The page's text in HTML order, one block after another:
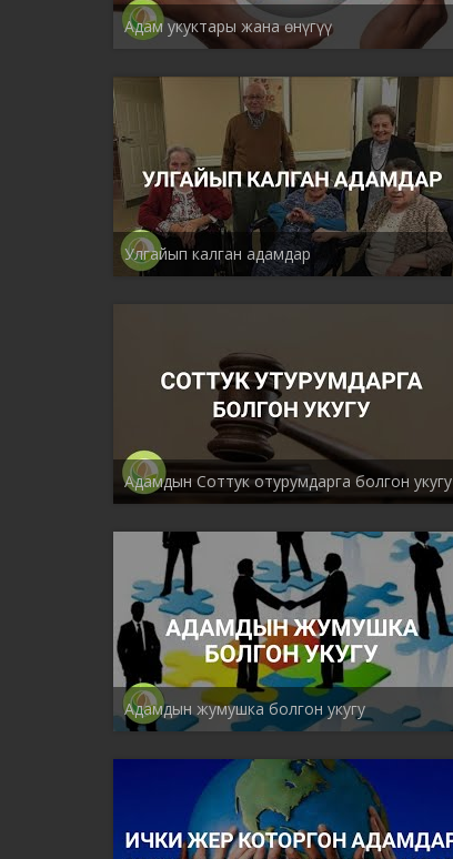
Адам укуктары жана өнүгүү
Улгайып калган адамдар
Адамдын Соттук отурумдарга болгон укугу
Адамдын жумушка болгон укугу